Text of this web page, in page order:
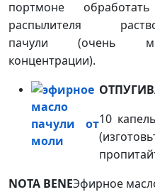
портмоне
распылителя
пачули (очень
концентрации).
10
NOTA BENEЭфирное